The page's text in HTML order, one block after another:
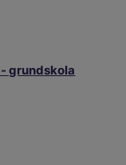
grundskola